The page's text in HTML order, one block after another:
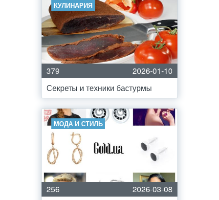
КУЛИНАРИЯ
379
2026-01-10
Секреты и техники бастурмы
МОДА И СТИЛЬ
256
2026-03-08